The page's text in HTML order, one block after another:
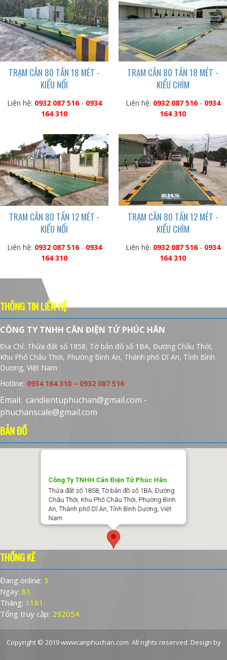
TRẠM CÂN 80 TẤN 18 MÉT -
KIỂU NỔI
Liên hệ: 0932 087 516- 0934
164 310
TRẠM CÂN 80 TẤN 18 MÉT -
KIỂU CHÌM
Liên hệ: 0932 087 516- 0934
164 310
TRẠM CÂN 80 TẤN 12 MÉT -
KIỂU NỔI
Liên hệ: 0932 087 516- 0934
164 310
TRẠM CÂN 80 TẤN 12 MÉT -
KIỂU CHÌM
Liên hệ: 0932 087 516- 0934
164 310
THÔNG TIN LIÊN HỆ
CÔNG TY TNHH CÂN ĐIỆN TỬ PHÚC HÂN
Địa Chỉ: Thửa đất số 1858, Tờ bản đồ số 1BA, Đường Châu Thới,
Khu Phố Châu Thới, Phường Bình An, Thành phố Dĩ An, Tỉnh Bình
Dương, Việt Nam
Hotline: 0934 164 310 – 0932 087 516
Email: candientuphuchan@gmail.com -
phuchanscale@gmail.com
BẢN ĐỒ
Công Ty TNHH Cân Điện Tử Phúc Hân
Thửa đất số 1858, Tờ bản đồ số 1BA, Đường
Châu Thới, Khu Phố Châu Thới, Phường Bình
An, Thành phố Dĩ An, Tỉnh Bình Dương, Việt
Nam
THỐNG KÊ
Đang online: 3
Ngày: 81
Tháng: 1181
Tổng truy cập: 292054
Copyright © 2019 wwwcanphuchan.com. All rights reserved. Design by